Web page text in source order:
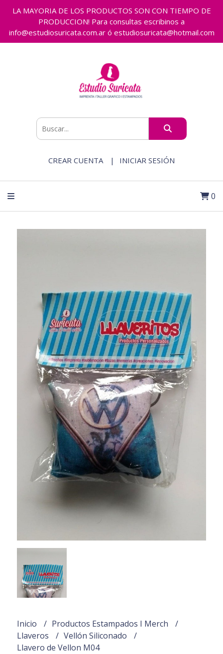
LA MAYORIA DE LOS PRODUCTOS SON CON TIEMPO DE
PRODUCCION! Para consultas escribinos a
info@estudiosuricata.com.ar ó estudiosuricata@hotmail.com
CREAR CUENTA INICIAR SESIÓN
0
Inicio
Productos Estampados I Merch
Llaveros
Vellón Siliconado
Llavero de Vellon M04